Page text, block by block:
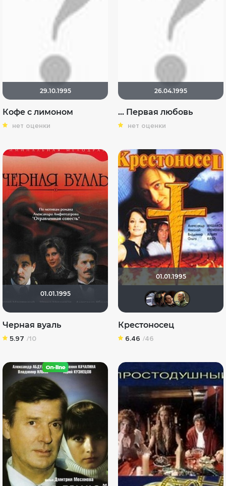
29.10.1995
Кофе с лимоном
нет оценки
26.04.1995
... Первая любовь
нет оценки
01.01.1995
Черная вуаль
5.97 /10
01.01.1995
Крестоносец
6.46 /46